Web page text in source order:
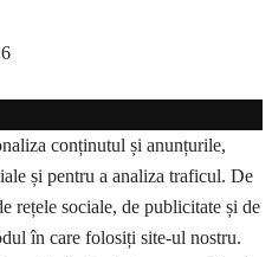
conținutul și anunțurile,
și pentru a analiza traficul. De
rețele sociale, de publicitate și de
în care folosiți site-ul nostru.